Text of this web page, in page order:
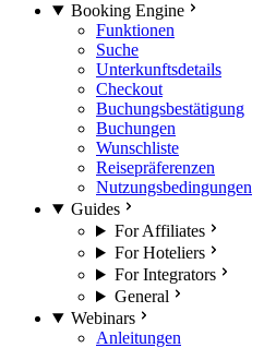
Booking Engine
Funktionen
Suche
Unterkunftsdetails
Checkout
Buchungsbestätigung
Buchungen
Wunschliste
Reisepräferenzen
Nutzungsbedingungen
Guides
For Affiliates
For Hoteliers
For Integrators
General
Webinars
Anleitungen